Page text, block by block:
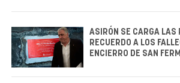
ASIRÓN SE CARGA LAS
RECUERDO A LOS
ENCIERRO DE SAN